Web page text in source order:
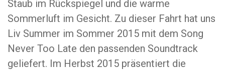
Staub im Rückspiegel und die warme
Sommerluft im Gesicht. Zu dieser Fahrt hat uns
Liv Summer im Sommer 2015 mit dem Song
Never Too Late den passenden Soundtrack
geliefert. Im Herbst 2015 präsentiert die